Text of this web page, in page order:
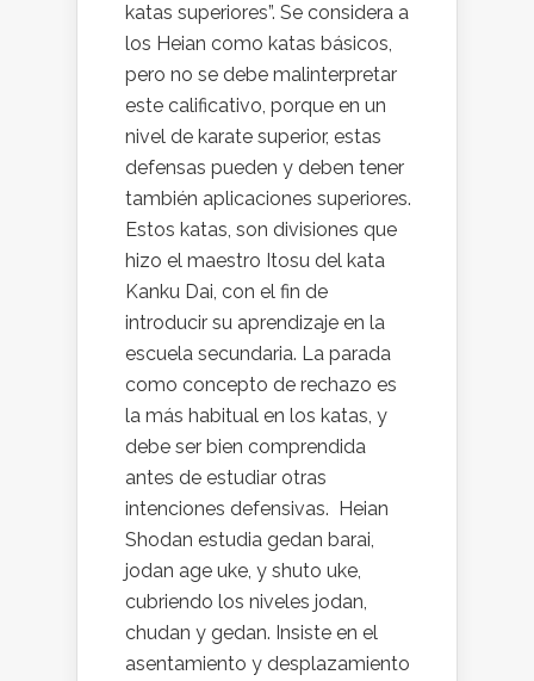
katas superiores”. Se considera a
los Heian como katas básicos,
pero no se debe malinterpretar
este calificativo, porque en un
nivel de karate superior, estas
defensas pueden y deben tener
también aplicaciones superiores.
Estos katas, son divisiones que
hizo el maestro Itosu del kata
Kanku Dai, con el fin de
introducir su aprendizaje en la
escuela secundaria. La parada
como concepto de rechazo es
la más habitual en los katas, y
debe ser bien comprendida
antes de estudiar otras
intenciones defensivas. Heian
Shodan estudia gedan barai,
jodan age uke, y shuto uke,
cubriendo los niveles jodan,
chudan y gedan. Insiste en el
asentamiento y desplazamiento